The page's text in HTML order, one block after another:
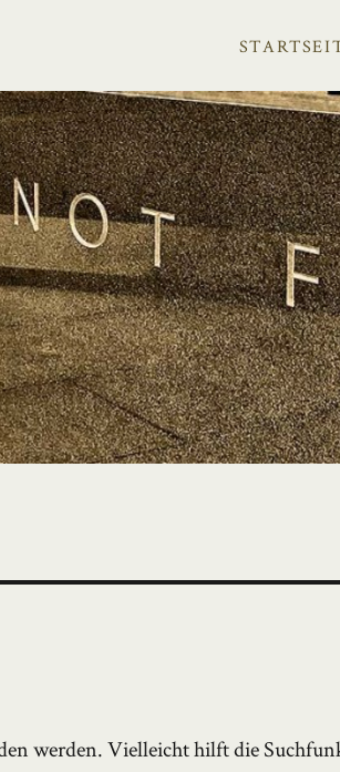
werden. Vielleicht hilft die